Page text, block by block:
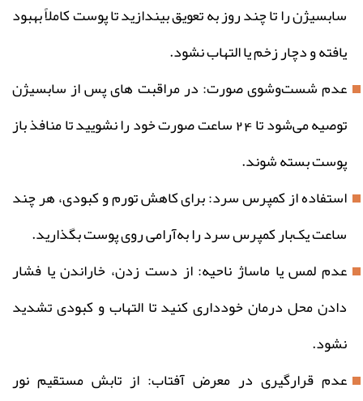
سابسیژن را تا چند روز به تعویق بیندازید تا پوست کاملاً بهبود
یافته و دچار زخم یا التهاب نشود.
عدم شست‌وشوی صورت: در مراقبت‌ های پس از سابسیژن
توصیه می‌شود تا 24 ساعت صورت خود را نشویید تا منافذ باز
پوست بسته شوند.
استفاده از کمپرس سرد: برای کاهش تورم و کبودی، هر چند
ساعت یک‌بار کمپرس سرد را به‌آرامی روی پوست بگذارید.
عدم لمس یا ماساژ ناحیه: از دست زدن، خاراندن یا فشار
دادن محل درمان خودداری کنید تا التهاب و کبودی تشدید
نشود.
عدم قرارگیری در معرض آفتاب: از تابش مستقیم نور